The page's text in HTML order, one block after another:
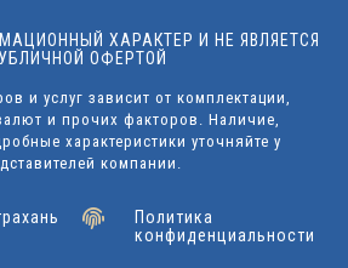
ХАРАКТЕР И НЕ ЯВЛЯЕТСЯ
ОФЕРТОЙ
и услуг зависит от комплектации,
и прочих факторов. Наличие,
характеристики уточняйте у
компании.
Политика
конфиденциальности